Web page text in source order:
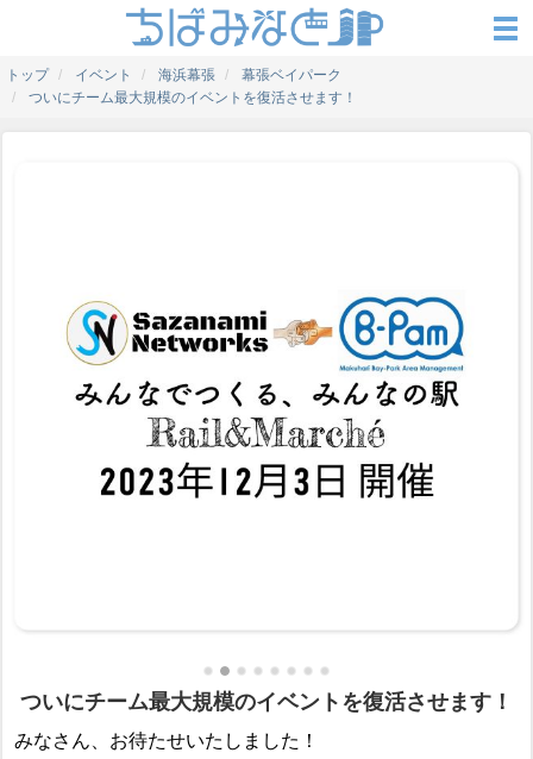
トップ イベント 海浜幕張
幕張ベイパーク
ついにチーム最大規模のイベントを復活させます！
ついにチーム最大規模のイベントを復活させます！
みなさん、お待たせいたしました！